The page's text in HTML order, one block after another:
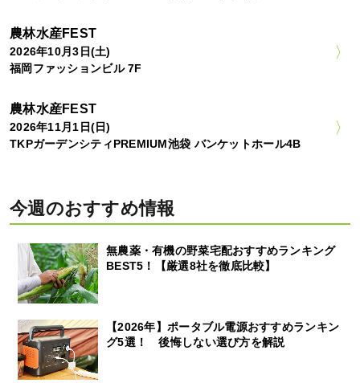
農林水産FEST
2026年10月3日(土)
福岡ファッションビル 7F
農林水産FEST
2026年11月1日(日)
TKPガーデンシティPREMIUM池袋 バンケットホール4B
今週のおすすめ情報
無農薬・有機の野菜宅配おすすめランキング
BEST5！【厳選8社を徹底比較】
【2026年】ポータブル電源おすすめランキン
グ5選！ 後悔しない選び方を解説